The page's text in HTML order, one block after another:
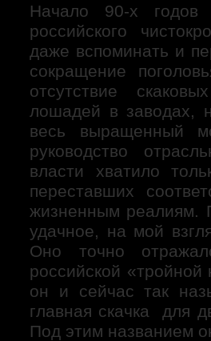
Начало 90-х
российского
даже вспоминать и
сокращение
отсутствие
лошадей в заводах,
весь выращенный
руководство
власти хватило
переставших
жизненным реалиям.
удачное, на мой
Оно точно
российской
он и сейчас так
главная скачка для
Под этим названием